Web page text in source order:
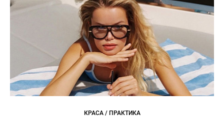
КРАСА / ПРАКТИКА